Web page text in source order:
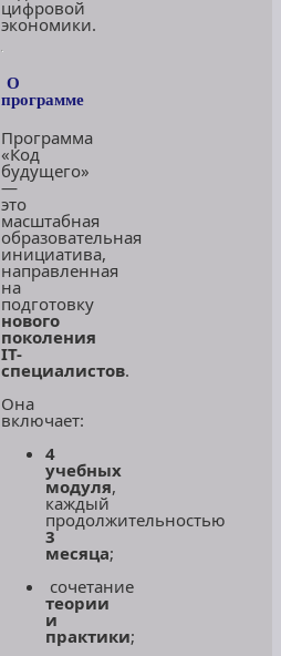
цифровой
экономики.
О
программе
Программа
«Код
будущего»
—
это
масштабная
образовательная
инициатива,
направленная
на
подготовку
нового
поколения
IT-
специалистов.
Она
включает:
4
учебных
модуля,
каждый
продолжительностью
3
месяца;
сочетание
теории
и
практики;